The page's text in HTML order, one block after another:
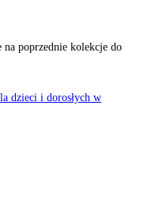
na poprzednie kolekcje do